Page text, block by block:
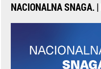
NACIONALNA SNAGA.